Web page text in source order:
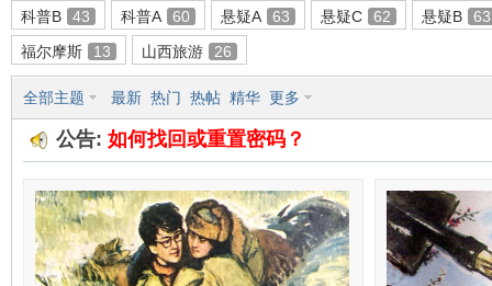
画科普B
43 科普A 60 悬疑A 63 悬疑C 62 悬疑B
63
福尔摩斯
13 山西旅游 26
全部主题 最新 热门 热帖 精华 更多
公告: 如何找回或重置密码？